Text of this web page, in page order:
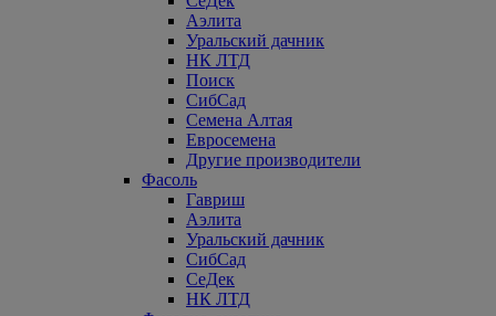
Аэлита
Уральский дачник
НК ЛТД
Поиск
СибСад
Семена Алтая
Евросемена
Другие производители
Фасоль
Гавриш
Аэлита
Уральский дачник
СибСад
СеДек
НК ЛТД